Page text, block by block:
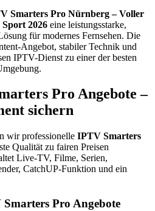
Smarters Pro Nürnberg – Voller
2026 eine leistungsstarke,
für modernes Fernsehen. Die
Angebot, stabiler Technik und
IPTV-Dienst zu einer der besten
Pro Angebote –
sichern
wir professionelle IPTV Smarters
Qualität zu fairen Preisen
Live-TV, Filme, Serien,
CatchUP-Funktion und ein
Pro Angebote